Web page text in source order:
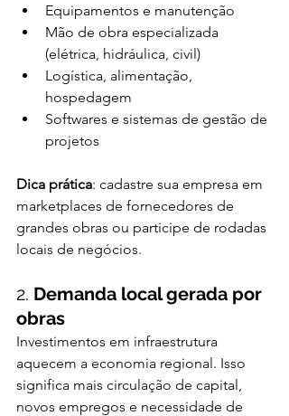
Equipamentos e manutenção
Mão de obra especializada
(elétrica, hidráulica, civil)
Logística, alimentação,
hospedagem
Softwares e sistemas de gestão de
projetos
Dica prática: cadastre sua empresa em
marketplaces de fornecedores de
grandes obras ou participe de rodadas
locais de negócios.
2. Demanda local gerada por
obras
Investimentos em infraestrutura
aquecem a economia regional. Isso
significa mais circulação de capital,
novos empregos e necessidade de